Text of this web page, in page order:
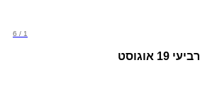
1 / 6
רביעי 19 אוגוסט